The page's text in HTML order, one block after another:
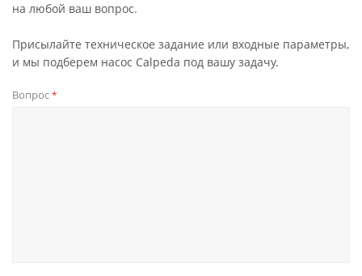
на любой ваш вопрос.
Присылайте техническое задание или входные параметры,
и мы подберем насос Calpeda под вашу задачу.
Вопрос*